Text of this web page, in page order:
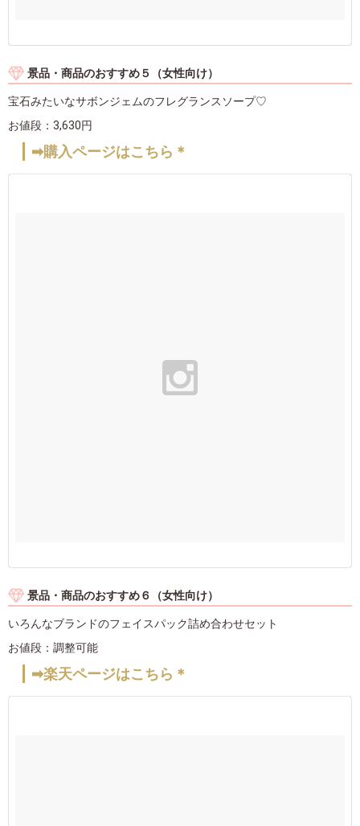
景品・商品のおすすめ５（女性向け）
宝石みたいなサボンジェムのフレグランスソープ♡
お値段：3,630円
➡購入ページはこちら＊
景品・商品のおすすめ６（女性向け）
いろんなブランドのフェイスパック詰め合わせセット
お値段：調整可能
➡楽天ページはこちら＊